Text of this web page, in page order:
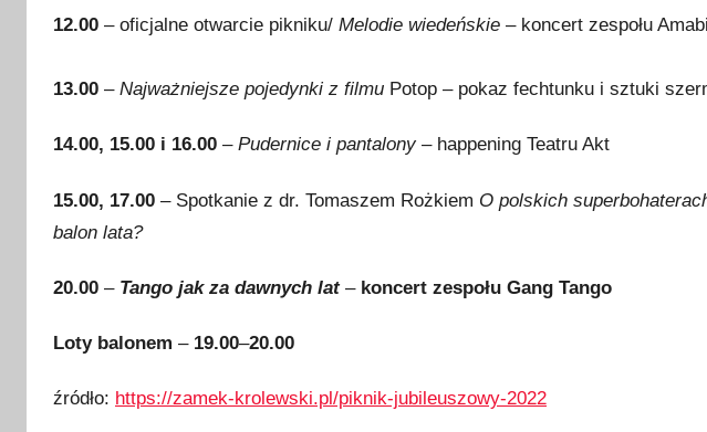
12.00 – oficjalne otwarcie pikniku/ Melodie wiedeńskie – koncert zespołu
13.00 – Najważniejsze pojedynki z filmu Potop – pokaz fechtunku i sztuki
14.00, 15.00 i 16.00 – Pudernice i pantalony – happening Teatru Akt
15.00, 17.00 – Spotkanie z dr. Tomaszem Rożkiem O polskich
balon lata?
20.00 – Tango jak za dawnych lat – koncert zespołu Gang Tango
Loty balonem – 19.00–20.00
źródło: https://zamek-krolewski.pl/piknik-jubileuszowy-2022